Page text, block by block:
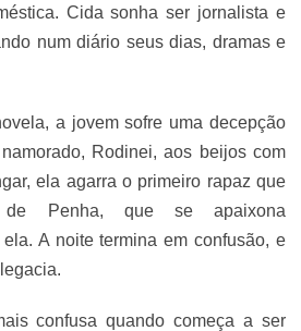
Cida sonha ser jornalista e
num diário seus dias, dramas e
a jovem sofre uma decepção
Rodinei, aos beijos com
ela agarra o primeiro rapaz que
Penha, que se apaixona
A noite termina em confusão, e
confusa quando começa a ser